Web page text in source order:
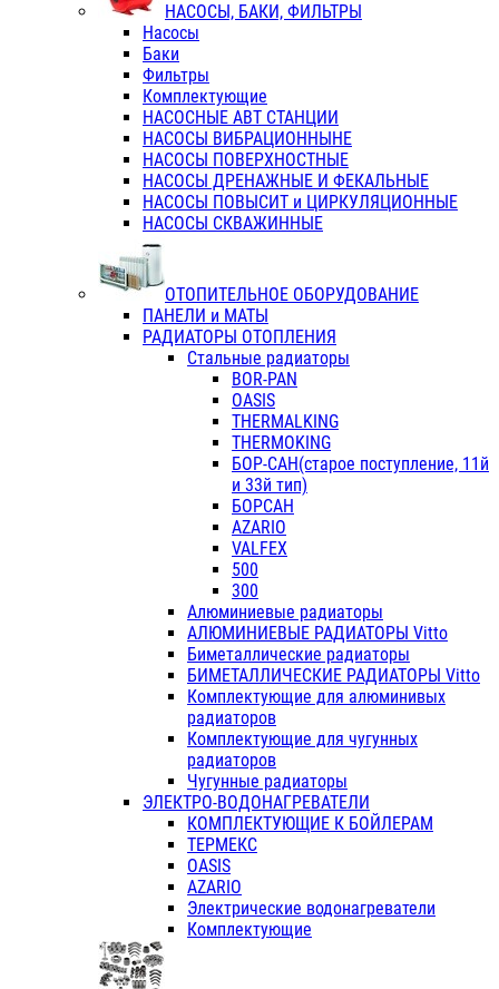
НАСОСЫ, БАКИ, ФИЛЬТРЫ
Насосы
Баки
Фильтры
Комплектующие
НАСОСНЫЕ АВТ СТАНЦИИ
НАСОСЫ ВИБРАЦИОННЫНЕ
НАСОСЫ ПОВЕРХНОСТНЫЕ
НАСОСЫ ДРЕНАЖНЫЕ И ФЕКАЛЬНЫЕ
НАСОСЫ ПОВЫСИТ и ЦИРКУЛЯЦИОННЫЕ
НАСОСЫ СКВАЖИННЫЕ
ОТОПИТЕЛЬНОЕ ОБОРУДОВАНИЕ
ПАНЕЛИ и МАТЫ
РАДИАТОРЫ ОТОПЛЕНИЯ
Стальные радиаторы
BOR-PAN
OASIS
THERMALKING
THERMOKING
БОР-САН(старое поступление, 11й
и 33й тип)
БОРСАН
AZARIO
VALFEX
500
300
Алюминиевые радиаторы
АЛЮМИНИЕВЫЕ РАДИАТОРЫ Vitto
Биметаллические радиаторы
БИМЕТАЛЛИЧЕСКИЕ РАДИАТОРЫ Vitto
Комплектующие для алюминивых
радиаторов
Комплектующие для чугунных
радиаторов
Чугунные радиаторы
ЭЛЕКТРО-ВОДОНАГРЕВАТЕЛИ
КОМПЛЕКТУЮЩИЕ К БОЙЛЕРАМ
ТЕРМЕКС
OASIS
AZARIO
Электрические водонагреватели
Комплектующие